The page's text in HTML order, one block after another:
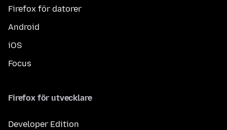
Firefox för datorer
Android
iOS
Focus
Firefox för utvecklare
Developer Edition